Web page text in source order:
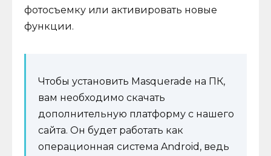
фотосъемку или активировать новые
функции.
Чтобы установить Masquerade на ПК,
вам необходимо скачать
дополнительную платформу с нашего
сайта. Он будет работать как
операционная система Android, ведь